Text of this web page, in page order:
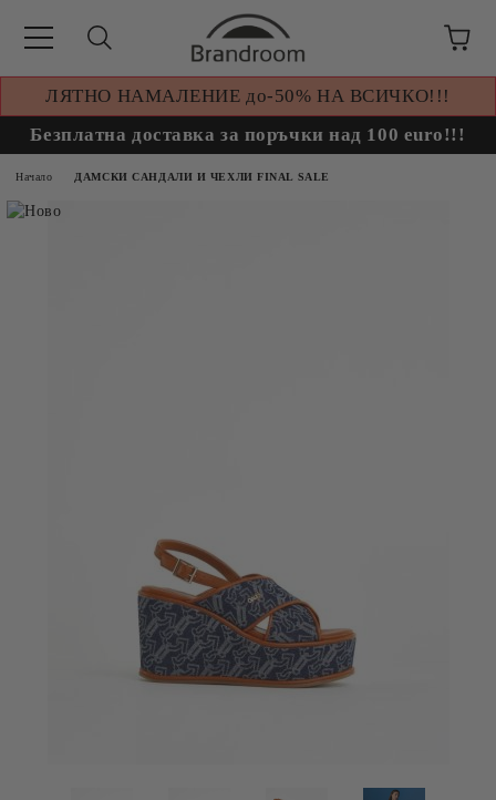
ЛЯТНО НАМАЛЕНИЕ до-50% НА ВСИЧКО!!!
Безплатна доставка за поръчки над 100 euro!!!
Начало ДАМСКИ САНДАЛИ И ЧЕХЛИ FINAL SALE